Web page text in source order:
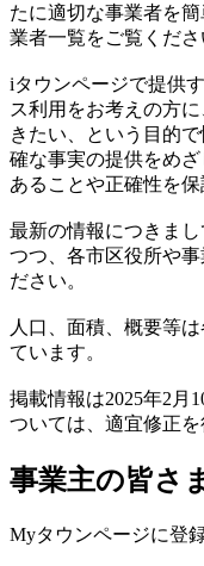
たに適切な事業者を
業者一覧をご覧くださ
iタウンページで提供
ス利用をお考えの方
きたい、という目的
確な事実の提供をめ
あることや正確性を
最新の情報につきま
つつ、各市区役所や
ださい。
人口、面積、概要等
ています。
掲載情報は2025年2月
ついては、適宜修正を
事業主の皆さ
Myタウンページに登